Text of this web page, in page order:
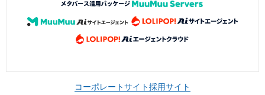
コーポレートサイト採用サイト